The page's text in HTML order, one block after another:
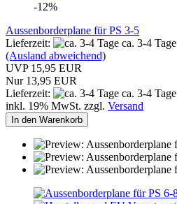
-12%
Aussenborderplane für PS 3-5
Lieferzeit:
ca. 3-4 Tage
(Ausland abweichend)
UVP 15,95 EUR
Nur 13,95 EUR
Lieferzeit:
ca. 3-4 Tage
inkl. 19% MwSt. zzgl. Versand
In den Warenkorb